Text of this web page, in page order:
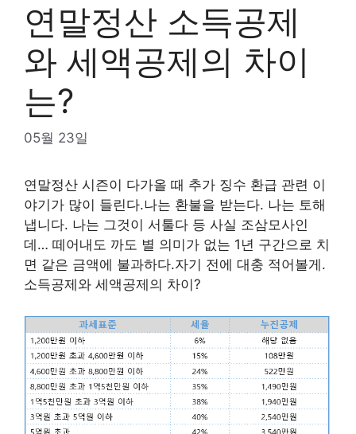
연말정산 소득공제
와 세액공제의 차이
는?
05월 23일
연말정산 시즌이 다가올 때 추가 징수 환급 관련 이
야기가 많이 들린다.나는 환불을 받는다. 나는 토해
냅니다. 나는 그것이 서툴다 등 사실 조삼모사인
데… 떼어내도 까도 별 의미가 없는 1년 구간으로 치
면 같은 금액에 불과하다.자기 전에 대충 적어볼게.
소득공제와 세액공제의 차이?